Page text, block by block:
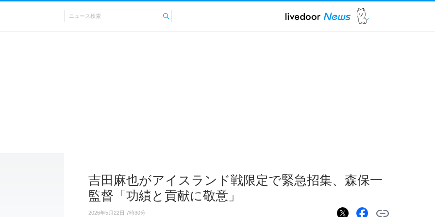
吉田麻也がアイスランド戦限定で緊急招集、森保一
監督「功績と貢献に敬意」
2026年5月22日 7時30分